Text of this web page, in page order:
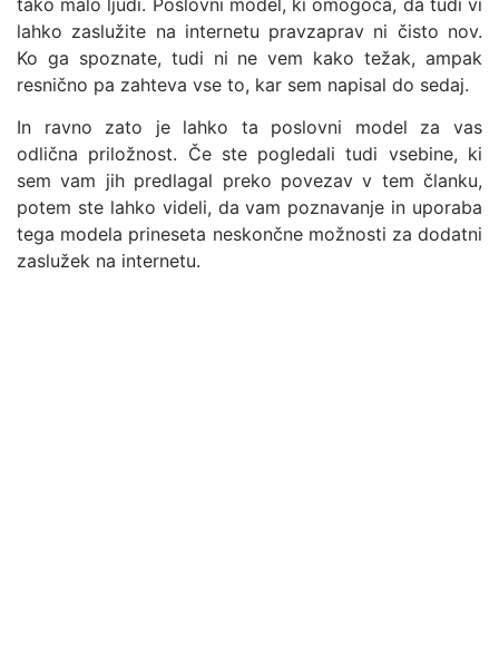
tako malo ljudi. Poslovni model, ki omogoča, da tudi vi
lahko zaslužite na internetu pravzaprav ni čisto nov.
Ko ga spoznate, tudi ni ne vem kako težak, ampak
resnično pa zahteva vse to, kar sem napisal do sedaj.
In ravno zato je lahko ta poslovni model za vas
odlična priložnost. Če ste pogledali tudi vsebine, ki
sem vam jih predlagal preko povezav v tem članku,
potem ste lahko videli, da vam poznavanje in uporaba
tega modela prineseta neskončne možnosti za dodatni
zaslužek na internetu.